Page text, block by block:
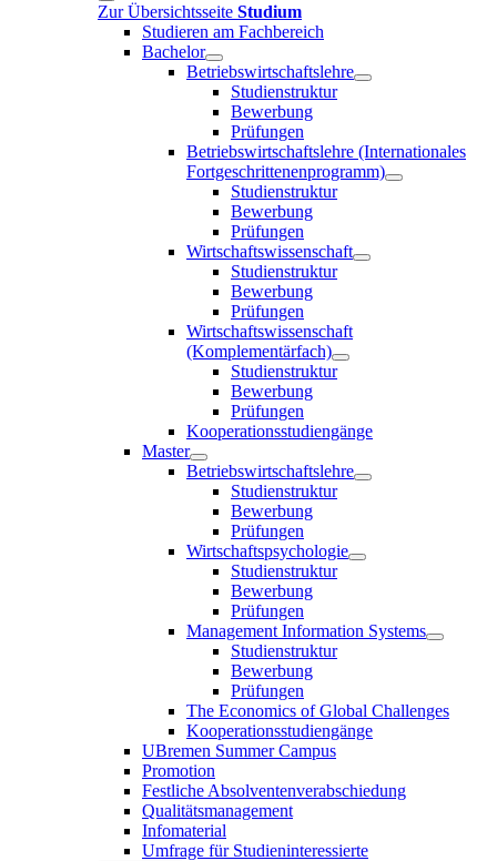
Zur Übersichtsseite Studium
Studieren am Fachbereich
Bachelor
Betriebswirtschaftslehre
Studienstruktur
Bewerbung
Prüfungen
Betriebswirtschaftslehre (Internationales
Fortgeschrittenenprogramm)
Studienstruktur
Bewerbung
Prüfungen
Wirtschaftswissenschaft
Studienstruktur
Bewerbung
Prüfungen
Wirtschaftswissenschaft
(Komplementärfach)
Studienstruktur
Bewerbung
Prüfungen
Kooperationsstudiengänge
Master
Betriebswirtschaftslehre
Studienstruktur
Bewerbung
Prüfungen
Wirtschaftspsychologie
Studienstruktur
Bewerbung
Prüfungen
Management Information Systems
Studienstruktur
Bewerbung
Prüfungen
The Economics of Global Challenges
Kooperationsstudiengänge
UBremen Summer Campus
Promotion
Festliche Absolventenverabschiedung
Qualitätsmanagement
Infomaterial
Umfrage für Studieninteressierte